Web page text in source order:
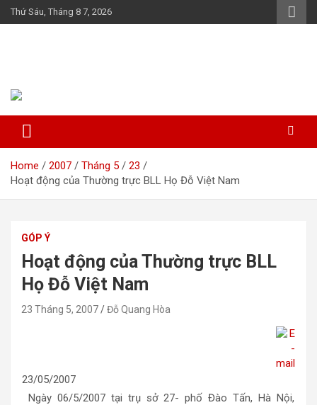
Skip
to
Thứ Sáu, Tháng 8 7, 2026
Home 2007 Tháng 5
23
Hoạt động của Thường trực BLL Họ Đỗ Việt Nam
GÓP Ý
Hoạt động của Thường trực BLL
Họ Đỗ Việt Nam
23 Tháng 5, 2007 Đỗ Quang Hòa
23/05/2007
Ngày 06/5/2007 tại trụ sở 27- phố Đào Tấn, Hà Nội,